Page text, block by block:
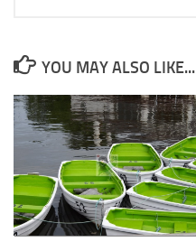
YOU MAY ALSO LIKE...